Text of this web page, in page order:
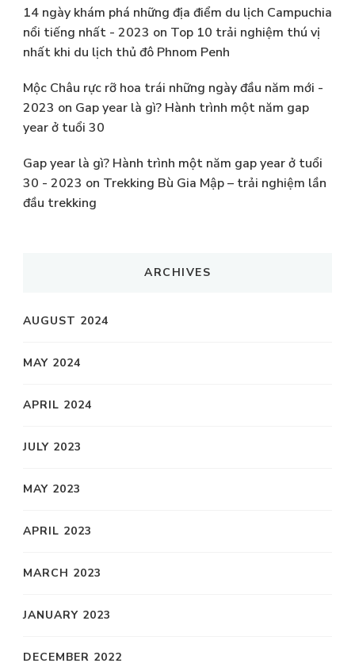
14 ngày khám phá những địa điểm du lịch Campuchia
nổi tiếng nhất - 2023 on Top 10 trải nghiệm thú vị
nhất khi du lịch thủ đô Phnom Penh
Mộc Châu rực rỡ hoa trái những ngày đầu năm mới -
2023 on Gap year là gì? Hành trình một năm gap
year ở tuổi 30
Gap year là gì? Hành trình một năm gap year ở tuổi
30 - 2023 on Trekking Bù Gia Mập – trải nghiệm lần
đầu trekking
ARCHIVES
AUGUST 2024
MAY 2024
APRIL 2024
JULY 2023
MAY 2023
APRIL 2023
MARCH 2023
JANUARY 2023
DECEMBER 2022